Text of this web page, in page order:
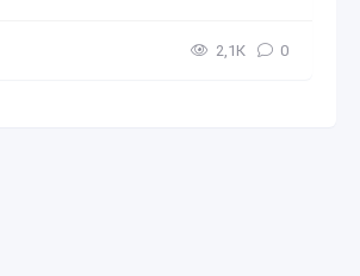
2,1К 0